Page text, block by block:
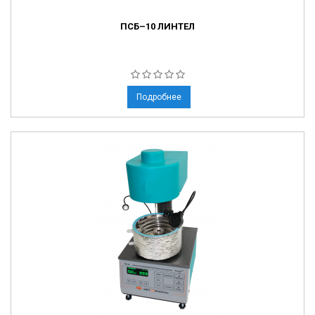
ПСБ–10 ЛИНТЕЛ
Подробнее